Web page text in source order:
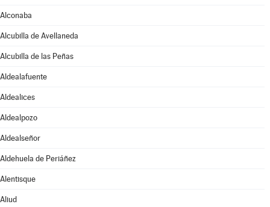
Alconaba
Alcubilla de Avellaneda
Alcubilla de las Peñas
Aldealafuente
Aldealices
Aldealpozo
Aldealseñor
Aldehuela de Periáñez
Alentisque
Aliud